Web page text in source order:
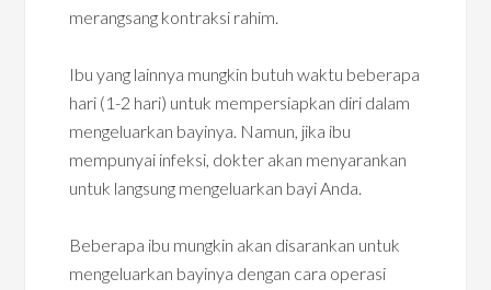
merangsang kontraksi rahim.
Ibu yang lainnya mungkin butuh waktu beberapa
hari (1-2 hari) untuk mempersiapkan diri dalam
mengeluarkan bayinya. Namun, jika ibu
mempunyai infeksi, dokter akan menyarankan
untuk langsung mengeluarkan bayi Anda.
Beberapa ibu mungkin akan disarankan untuk
mengeluarkan bayinya dengan cara operasi